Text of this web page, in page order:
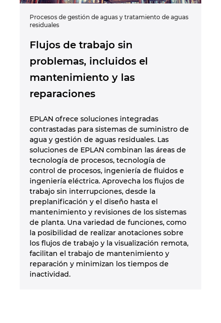
Procesos de gestión de aguas y tratamiento de aguas
residuales
Flujos de trabajo sin
problemas, incluidos el
mantenimiento y las
reparaciones
EPLAN ofrece soluciones integradas
contrastadas para sistemas de suministro de
agua y gestión de aguas residuales. Las
soluciones de EPLAN combinan las áreas de
tecnología de procesos, tecnología de
control de procesos, ingeniería de fluidos e
ingeniería eléctrica. Aprovecha los flujos de
trabajo sin interrupciones, desde la
preplanificación y el diseño hasta el
mantenimiento y revisiones de los sistemas
de planta. Una variedad de funciones, como
la posibilidad de realizar anotaciones sobre
los flujos de trabajo y la visualización remota,
facilitan el trabajo de mantenimiento y
reparación y minimizan los tiempos de
inactividad.